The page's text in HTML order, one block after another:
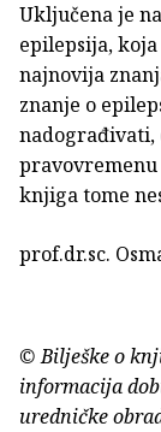
Uključena je
epilepsija, koja
najnovija
znanje o
nadograđivati,
knjiga tome
prof.dr.sc.
© Bilješke o
informacija
uredničke